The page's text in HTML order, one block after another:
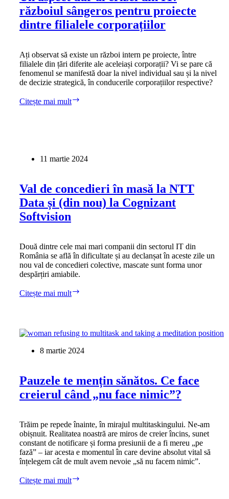
la
o
agenție
războiul sângeros pentru proiecte
dintre filialele corporațiilor
Ați observat să existe un război intern pe proiecte, între
filialele din țări diferite ale aceleiași corporații? Vi se pare că
fenomenul se manifestă doar la nivel individual sau și la nivel
de decizie strategică, în conducerile corporațiilor respective?
Citește mai mult
IT:
războiul
pentru
proiecte
dintre
filialele
11 martie 2024
Val de concedieri în masă la NTT
Data și (din nou) la Cognizant
Softvision
Două dintre cele mai mari companii din sectorul IT din
România se află în dificultate și au declanșat în aceste zile un
nou val de concedieri colective, mascate sunt forma unor
despărțiri amiabile.
Citește mai mult
la
NTT
Data
nou)
la
Cognizant
8 martie 2024
Pauzele te mențin sănătos. Ce face
creierul când „nu face nimic”?
Trăim pe repede înainte, în mirajul multitaskingului. Ne-am
obișnuit. Realitatea noastră are miros de creier încins, sunet
constant de notificare și forma presiunii de a fi mereu „pe
fază” – iar acesta e momentul în care devine absolut vital să
înțelegem cât de mult avem nevoie „să nu facem nimic”.
Citește mai mult